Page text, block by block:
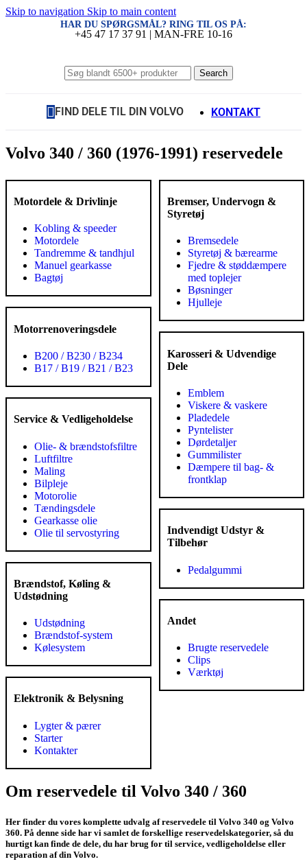
Skip to navigation Skip to main content
HAR DU SPØRGSMÅL? RING TIL OS PÅ:
+45 47 17 37 91 | MAN-FRE 10-16
Search
FIND DELE TIL DIN VOLVO KONTAKT
Volvo 340 / 360 (1976-1991) reservedele
Motordele & Drivlinje
Kobling & speeder
Motordele
Tandremme & tandhjul
Manuel gearkasse
Bagtøj
Motorrenoveringsdele
B200 / B230 / B234
B17 / B19 / B21 / B23
Service & Vedligeholdelse
Olie- & brændstofsfiltre
Luftfiltre
Maling
Bilpleje
Motorolie
Tændingsdele
Gearkasse olie
Olie til servostyring
Brændstof, Køling &
Udstødning
Udstødning
Brændstof-system
Kølesystem
Elektronik & Belysning
Lygter & pærer
Starter
Kontakter
Bremser, Undervogn &
Styretøj
Bremsedele
Styretøj & bærearme
Fjedre & støddæmpere
med toplejer
Bøsninger
Hjulleje
Karosseri & Udvendige
Dele
Emblem
Viskere & vaskere
Pladedele
Pyntelister
Dørdetaljer
Gummilister
Dæmpere til bag- &
frontklap
Indvendigt Udstyr &
Tilbehør
Pedalgummi
Andet
Brugte reservedele
Clips
Værktøj
Om reservedele til Volvo 340 / 360
Her finder du vores komplette udvalg af reservedele til Volvo 340 og Volvo
360. På denne side har vi samlet de forskellige reservedelskategorier, så du
hurtigt kan finde de dele, du har brug for til service, vedligeholdelse eller
reparation af din Volvo.